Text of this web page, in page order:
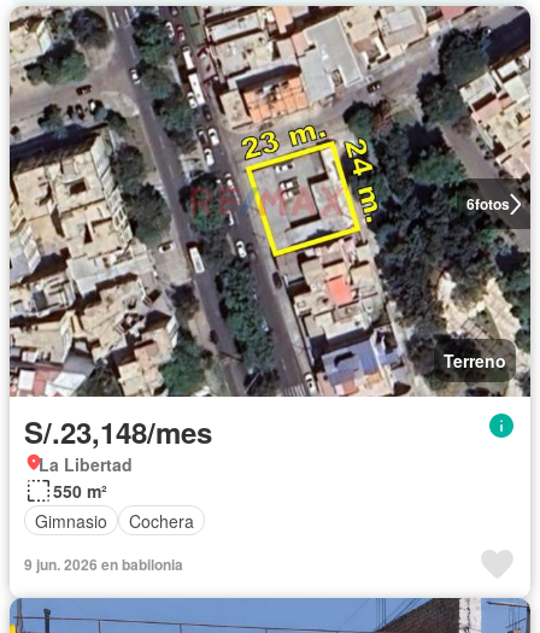
6fotos
Terreno
S/.23,148/mes
La Libertad
550 m²
Gimnasio
Cochera
9 jun. 2026 en babilonia